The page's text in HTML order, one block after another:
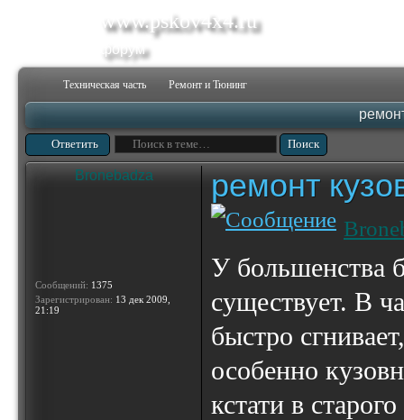
www.pskov4x4.ru
форум
Техническая часть Ремонт и Тюнинг
Ответить
Bronebadza
Сообщений: 1375
Зарегистрирован: 13 дек 2009,
21:19
ремонт
У большенства
существует. В
быстро
особенно
кстати в